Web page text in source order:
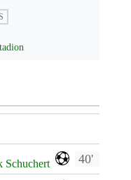
40'
Schuchert